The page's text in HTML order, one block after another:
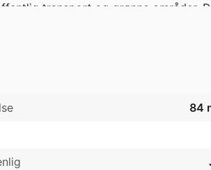
transport og grønne områder.
84